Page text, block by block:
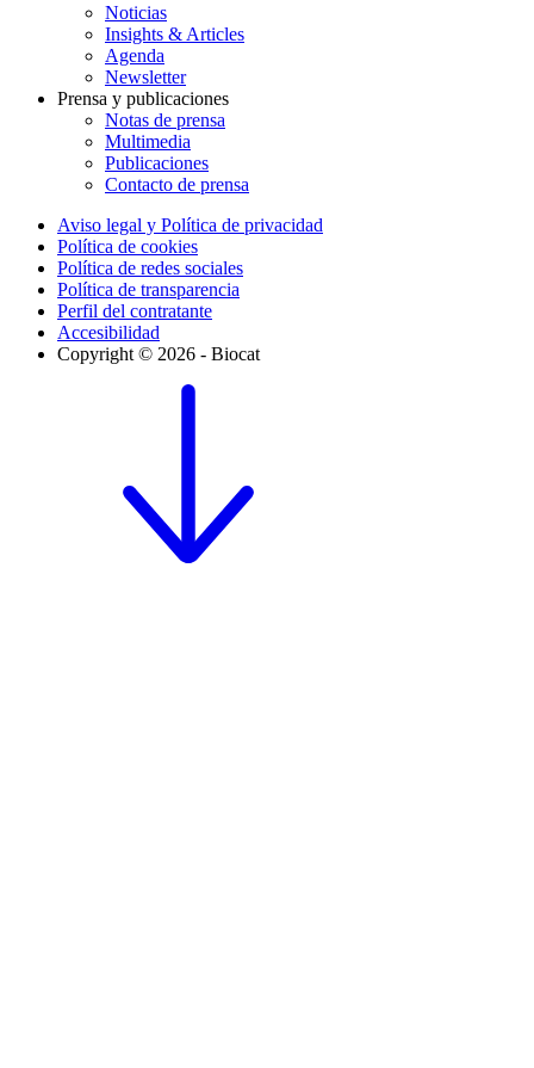
Noticias
Insights & Articles
Agenda
Newsletter
Prensa y publicaciones
Notas de prensa
Multimedia
Publicaciones
Contacto de prensa
Aviso legal y Política de privacidad
Política de cookies
Política de redes sociales
Política de transparencia
Perfil del contratante
Accesibilidad
Copyright © 2026 - Biocat